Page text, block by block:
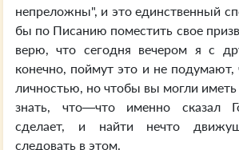
непреложны", и это единственный
бы по Писанию поместить свое
верю, что сегодня вечером я с
конечно, поймут это и не подумают,
личностью, но чтобы вы могли иметь
знать, что—что именно сказал
сделает, и найти нечто
следовать в этом.